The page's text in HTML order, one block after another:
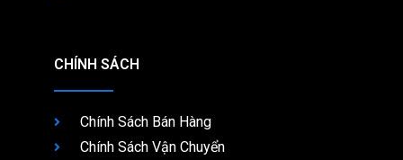
CHÍNH SÁCH
Chính Sách Bán Hàng
Chính Sách Vận Chuyển